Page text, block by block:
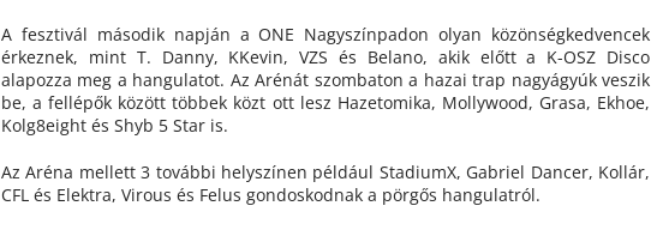
A fesztivál második napján a ONE Nagyszínpadon olyan közönségkedvencek
érkeznek, mint T. Danny, KKevin, VZS és Belano, akik előtt a K-OSZ Disco
alapozza meg a hangulatot. Az Arénát szombaton a hazai trap nagyágyúk veszik
be, a fellépők között többek közt ott lesz Hazetomika, Mollywood, Grasa, Ekhoe,
Kolg8eight és Shyb 5 Star is.
Az Aréna mellett 3 további helyszínen például StadiumX, Gabriel Dancer, Kollár,
CFL és Elektra, Virous és Felus gondoskodnak a pörgős hangulatról.